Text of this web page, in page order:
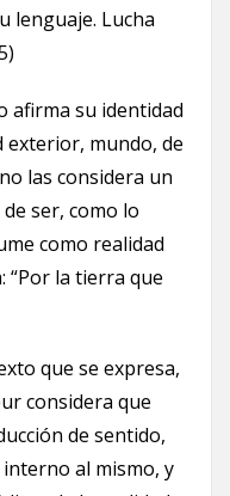
lenguaje. Lucha
afirma su identidad
exterior, mundo, de
las considera un
ser, como lo
como realidad
“Por la tierra que
que se expresa,
considera que
de sentido,
al mismo, y